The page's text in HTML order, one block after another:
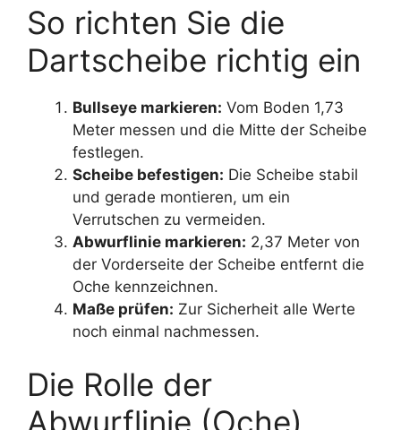
So richten Sie die
Dartscheibe richtig ein
Bullseye markieren: Vom Boden 1,73
Meter messen und die Mitte der Scheibe
festlegen.
Scheibe befestigen: Die Scheibe stabil
und gerade montieren, um ein
Verrutschen zu vermeiden.
Abwurflinie markieren: 2,37 Meter von
der Vorderseite der Scheibe entfernt die
Oche kennzeichnen.
Maße prüfen: Zur Sicherheit alle Werte
noch einmal nachmessen.
Die Rolle der
Abwurflinie (Oche)